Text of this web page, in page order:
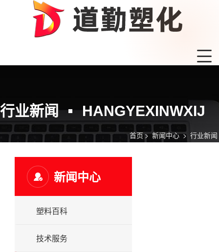
行业新闻 HANGYEXINWXIJ
首页 >新闻中心> 行业新闻
新闻中心
塑料百科
技术服务